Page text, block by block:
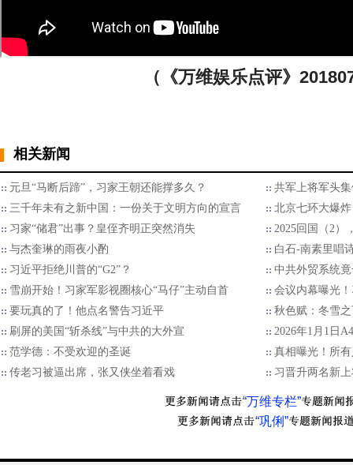
（《万维娱乐点评》
相关新闻
元旦“马断后蹄”，习家王朝还能撑多久？
共军上将军头
三千年未有之新中国：一份关于文明方向的宣言
北京七环大爆
习家“储君”出事？皇侄齐明正突然消失
2025回国（2）
与杰奎琳的雨夜小酌
白石-南素里唱
习近平拒绝川普的“G2”？
中共外贸系统
雪崩开始！习家军影视圈核心“马仔”主动自首
会议内幕曝光
要玩真的了！他点名警告习近平
秋色赋：冬雪
刷屏的美国“斩杀线”与中共的大外宣
2026年1月1日
范学德：不受欢迎的圣诞
真相曝光！所
传老习被逼出席，张又侠坐着看戏
习晋升两名新
“万维专栏”
“巩俐”